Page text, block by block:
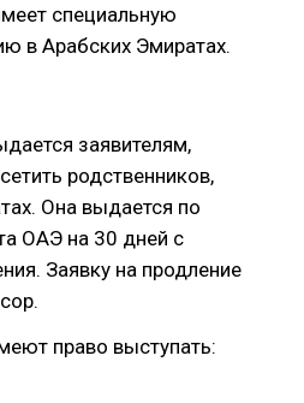
специальную
в Арабских Эмиратах.
заявителям,
родственников,
Она выдается по
ОАЭ на 30 дней с
Заявку на продление
право выступать: